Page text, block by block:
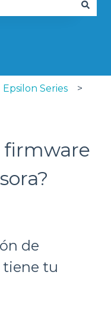
Epsilon Series
firmware
de
tu